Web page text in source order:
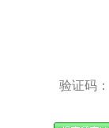
验证码：